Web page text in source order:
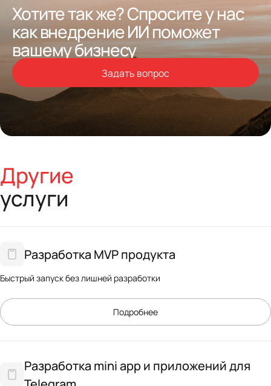
Хотите так же? Спросите у нас
как внедрение ИИ поможет
вашему бизнесу
Задать вопрос
Другие
услуги
Разработка MVP продукта
Быстрый запуск без лишней разработки
Подробнее
Разработка mini app и приложений для